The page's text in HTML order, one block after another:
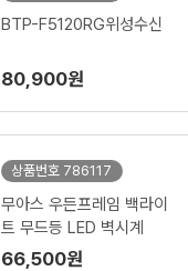
BTP-F5120RG위성수신
80,900원
상품번호 786117
무아스 우든프레임 백라이
트 무드등 LED 벽시계
66,500원